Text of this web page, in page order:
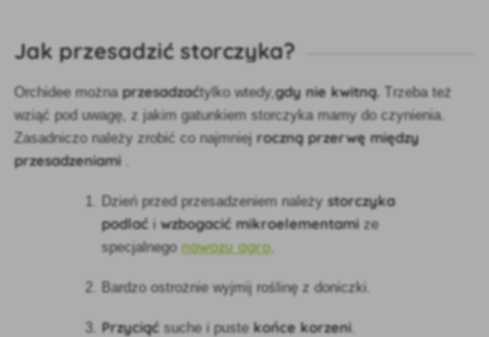
Jak przesadzić storczyka?
Orchidee możnaprzesadzaćtylkowtedy,gdy nie kwitną. Trzeba też
wziąć pod uwagę, z jakim gatunkiem storczyka mamy do czynienia.
Zasadniczo należy zrobić co najmniejroczną przerwęmiędzy
przesadzeniami
Dzień przed przesadzeniem należystorczyka
podlać iwzbogacić mikroelementami ze
specjalnegonawozu agro.
Bardzo ostrożnie wyjmij roślinę z doniczki.
Przyciąćsuche i puste końce korzeni